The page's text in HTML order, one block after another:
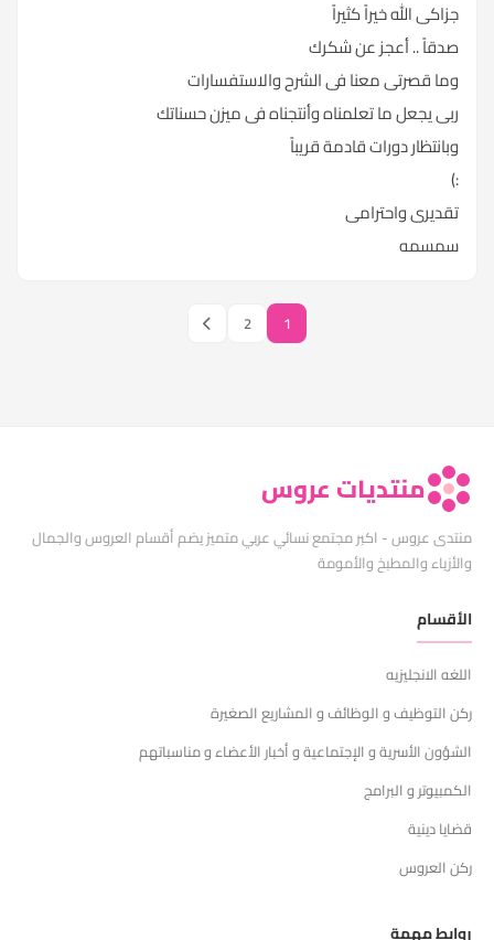
جزاكى الله خيراً كثيراً
صدقاً .. أعجز عن شكرك
وما قصرتى معنا فى الشرح والاستفسارات
ربى يجعل ما تعلمناه وأنتجناه فى ميزن حسناتك
وبانتظار دورات قادمة قريباً
:)
تقديرى واحترامى
سمسمه
1
2
منتديات عروس
منتدى عروس - اكبر مجتمع نسائي عربي متميز يضم أقسام العروس والجمال
والأزياء والمطبخ والأمومة
الأقسام
اللغه الانجليزيه
ركن التوظيف و الوظائف و المشاريع الصغيرة
الشؤون الأسرية و الإجتماعية و أخبار الأعضاء و مناسباتهم
الكمبيوتر و البرامج
قضايا دينية
ركن العروس
روابط مهمة